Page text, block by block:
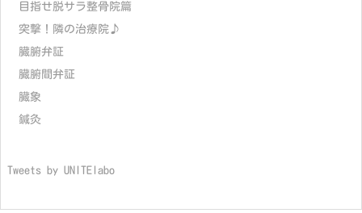
目指せ脱サラ整骨院篇
突撃！隣の治療院♪
臓腑弁証
臓腑間弁証
臓象
鍼灸
Tweets by UNITElabo